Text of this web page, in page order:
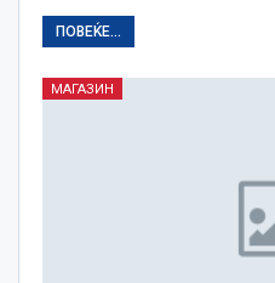
ПОВЕЌЕ...
МАГАЗИН